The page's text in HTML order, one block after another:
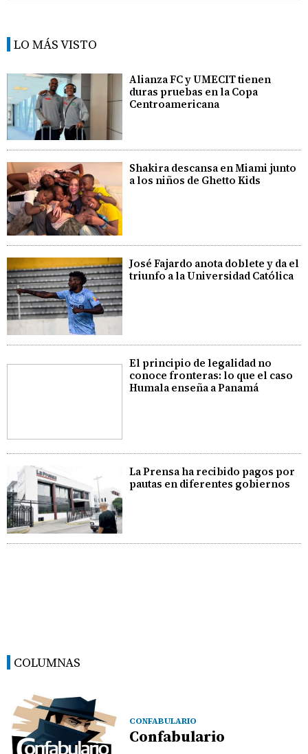
LO MÁS VISTO
Alianza FC y UMECIT tienen
duras pruebas en la Copa
Centroamericana
Shakira descansa en Miami junto
a los niños de Ghetto Kids
José Fajardo anota doblete y da el
triunfo a la Universidad Católica
El principio de legalidad no
conoce fronteras: lo que el caso
Humala enseña a Panamá
La Prensa ha recibido pagos por
pautas en diferentes gobiernos
COLUMNAS
CONFABULARIO
Confabulario